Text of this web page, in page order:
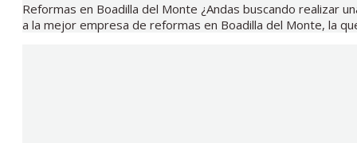
Reformas en Boadilla del Monte ¿Andas buscando realizar
a la mejor empresa de reformas en Boadilla del Monte, la